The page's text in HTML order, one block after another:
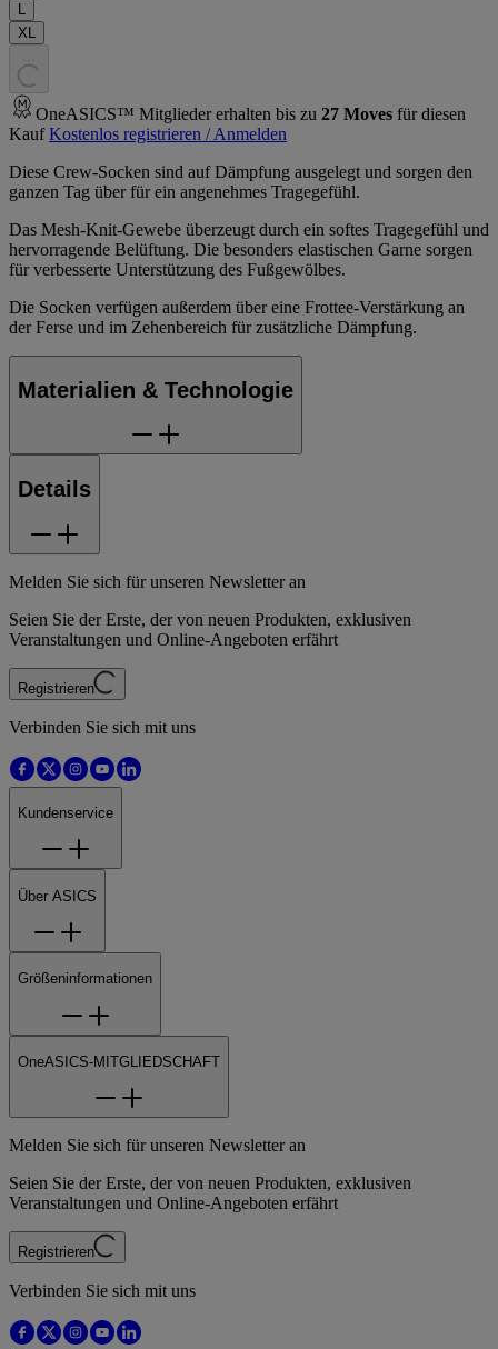
L
XL
. . .
OneASICS™ Mitglieder erhalten bis zu 27 Moves für diesen
Kauf Kostenlos registrieren / Anmelden
Diese Crew-Socken sind auf Dämpfung ausgelegt und sorgen den
ganzen Tag über für ein angenehmes Tragegefühl.
Das Mesh-Knit-Gewebe überzeugt durch ein softes Tragegefühl und
hervorragende Belüftung. Die besonders elastischen Garne sorgen
für verbesserte Unterstützung des Fußgewölbes.
Die Socken verfügen außerdem über eine Frottee-Verstärkung an
der Ferse und im Zehenbereich für zusätzliche Dämpfung.
Materialien & Technologie
Details
Melden Sie sich für unseren Newsletter an
Seien Sie der Erste, der von neuen Produkten, exklusiven
Veranstaltungen und Online-Angeboten erfährt
Registrieren
Verbinden Sie sich mit uns
Kundenservice
Über ASICS
Größeninformationen
OneASICS-MITGLIEDSCHAFT
Melden Sie sich für unseren Newsletter an
Seien Sie der Erste, der von neuen Produkten, exklusiven
Veranstaltungen und Online-Angeboten erfährt
Registrieren
Verbinden Sie sich mit uns